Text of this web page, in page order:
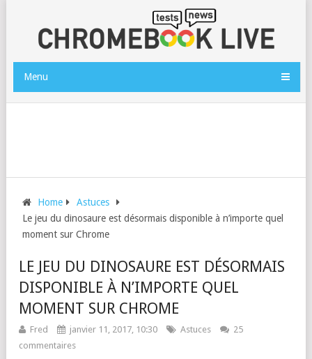
Menu
Home
Astuces
Le jeu du dinosaure est désormais disponible à n’importe quel
moment sur Chrome
LE JEU DU DINOSAURE EST DÉSORMAIS
DISPONIBLE À N’IMPORTE QUEL
MOMENT SUR CHROME
Fred janvier 11, 2017, 10:30 Astuces
25
commentaires